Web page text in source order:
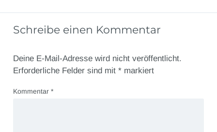
Schreibe einen Kommentar
Deine E-Mail-Adresse wird nicht veröffentlicht.
Erforderliche Felder sind mit *markiert
Kommentar *